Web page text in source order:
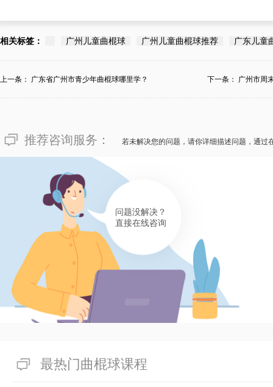
相关标签： 广州儿童曲棍球 广州儿童曲棍球推荐 广东儿童
上一条： 广东省广州市青少年曲棍球哪里学？ 下一条： 广州市周
推荐咨询服务： 若未解决您的问题，请你详细描述问题，通过
问题没解决？
直接在线咨询
最热门曲棍球课程